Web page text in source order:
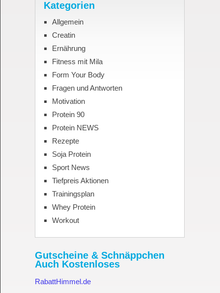
Kategorien
Allgemein
Creatin
Ernährung
Fitness mit Mila
Form Your Body
Fragen und Antworten
Motivation
Protein 90
Protein NEWS
Rezepte
Soja Protein
Sport News
Tiefpreis Aktionen
Trainingsplan
Whey Protein
Workout
Gutscheine & Schnäppchen
Auch Kostenloses
RabattHimmel.de